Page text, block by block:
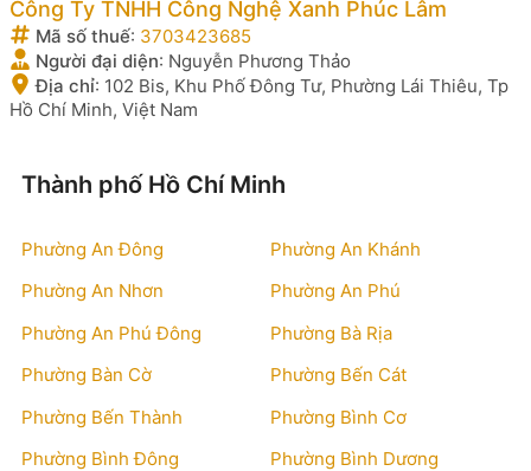
Công Ty TNHH Công Nghệ Xanh Phúc Lâm
Mã số thuế: 3703423685
Người đại diện: Nguyễn Phương Thảo
Địa chỉ: 102 Bis, Khu Phố Đông Tư, Phường Lái Thiêu, Tp
Hồ Chí Minh, Việt Nam
Thành phố Hồ Chí Minh
Phường An Đông
Phường An Khánh
Phường An Nhơn
Phường An Phú
Phường An Phú Đông
Phường Bà Rịa
Phường Bàn Cờ
Phường Bến Cát
Phường Bến Thành
Phường Bình Cơ
Phường Bình Đông
Phường Bình Dương